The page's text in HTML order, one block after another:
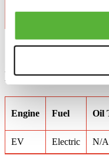
Honda E (EV)
Engine Fuel Oil
EV Electric N/A